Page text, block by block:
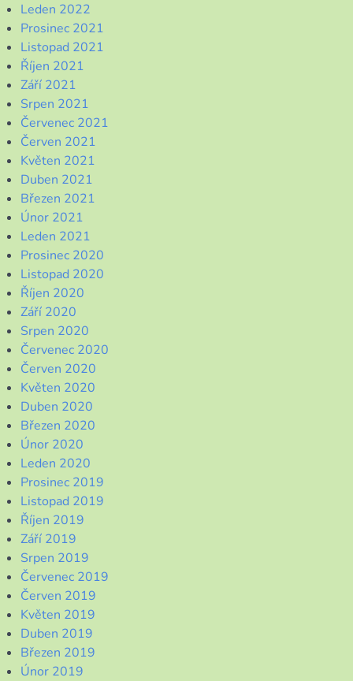
Leden 2022
Prosinec 2021
Listopad 2021
Říjen 2021
Září 2021
Srpen 2021
Červenec 2021
Červen 2021
Květen 2021
Duben 2021
Březen 2021
Únor 2021
Leden 2021
Prosinec 2020
Listopad 2020
Říjen 2020
Září 2020
Srpen 2020
Červenec 2020
Červen 2020
Květen 2020
Duben 2020
Březen 2020
Únor 2020
Leden 2020
Prosinec 2019
Listopad 2019
Říjen 2019
Září 2019
Srpen 2019
Červenec 2019
Červen 2019
Květen 2019
Duben 2019
Březen 2019
Únor 2019